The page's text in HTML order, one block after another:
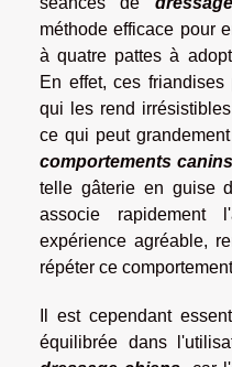
méthode efficace pour
à quatre pattes à
En effet, ces
qui les rend
ce qui peut
comportements canins
telle gâterie en guise
associe rapidement
expérience agréable,
répéter ce
Il est cependant
équilibrée dans